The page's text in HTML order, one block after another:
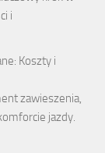
i
Koszty i
zawieszenia,
jazdy.